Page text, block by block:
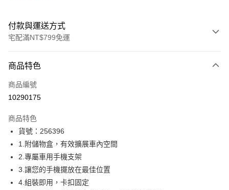
付款與運送方式
宅配滿NT$799免運
icash Pay
信用卡一次付款
LINE Pay
Apple Pay
街口支付
悠遊付
商品特色
商品編號
10290175
商品特色
貨號：256396
1.附儲物盒，有效擴展車內空間
2.專屬車用手機支架
3.讓您的手機擺放在最佳位置
4.組裝即用，卡扣固定